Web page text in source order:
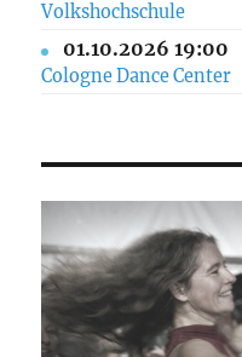
Volkshochschule
01.10.2026 19:00
Cologne Dance Center